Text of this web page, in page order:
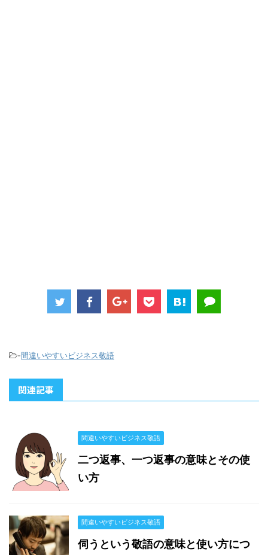
-間違いやすいビジネス敬語
関連記事
間違いやすいビジネス敬語
二つ返事、一つ返事の意味とその使
い方
間違いやすいビジネス敬語
伺うという敬語の意味と使い方につ